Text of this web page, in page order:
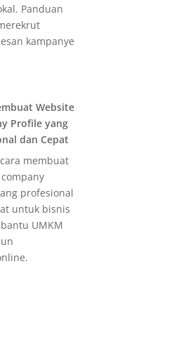
Panduan
kampanye
Website
Profile yang
dan Cepat
membuat
profesional
untuk bisnis
UMKM